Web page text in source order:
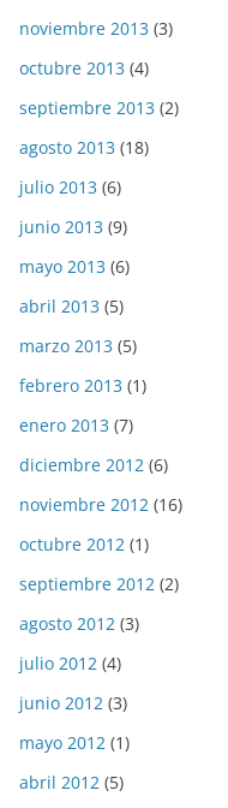
noviembre 2013 (3)
octubre 2013 (4)
septiembre 2013 (2)
agosto 2013 (18)
julio 2013 (6)
junio 2013 (9)
mayo 2013 (6)
abril 2013 (5)
marzo 2013 (5)
febrero 2013 (1)
enero 2013 (7)
diciembre 2012 (6)
noviembre 2012 (16)
octubre 2012 (1)
septiembre 2012 (2)
agosto 2012 (3)
julio 2012 (4)
junio 2012 (3)
mayo 2012 (1)
abril 2012 (5)